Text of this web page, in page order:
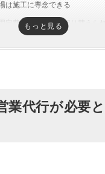
は施工に専念できる
定費から変動費に切り替えられ
の実績は十分か
もっと見る
業代行が必要